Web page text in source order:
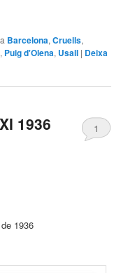
Barcelona,Cruells,
, Puig d'Olena, Usall | Deixa
1936
1
1936